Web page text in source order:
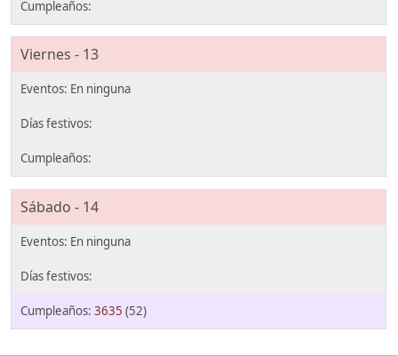
Viernes - 13
Sábado - 14
3635 (52)